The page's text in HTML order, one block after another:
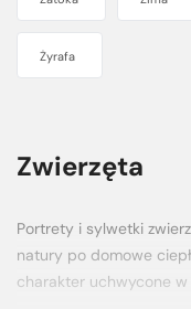
Żyrafa
Zwierzęta
Portrety i sylwetki
natury po domowe
charakter uchwycone